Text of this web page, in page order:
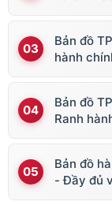
Bản đồ
hành
Bản đồ
Ranh
Bản đồ
- Đầy đủ